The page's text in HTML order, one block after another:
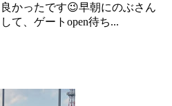
かったです😉早朝にのぶさん
て、ゲートopen待ち...